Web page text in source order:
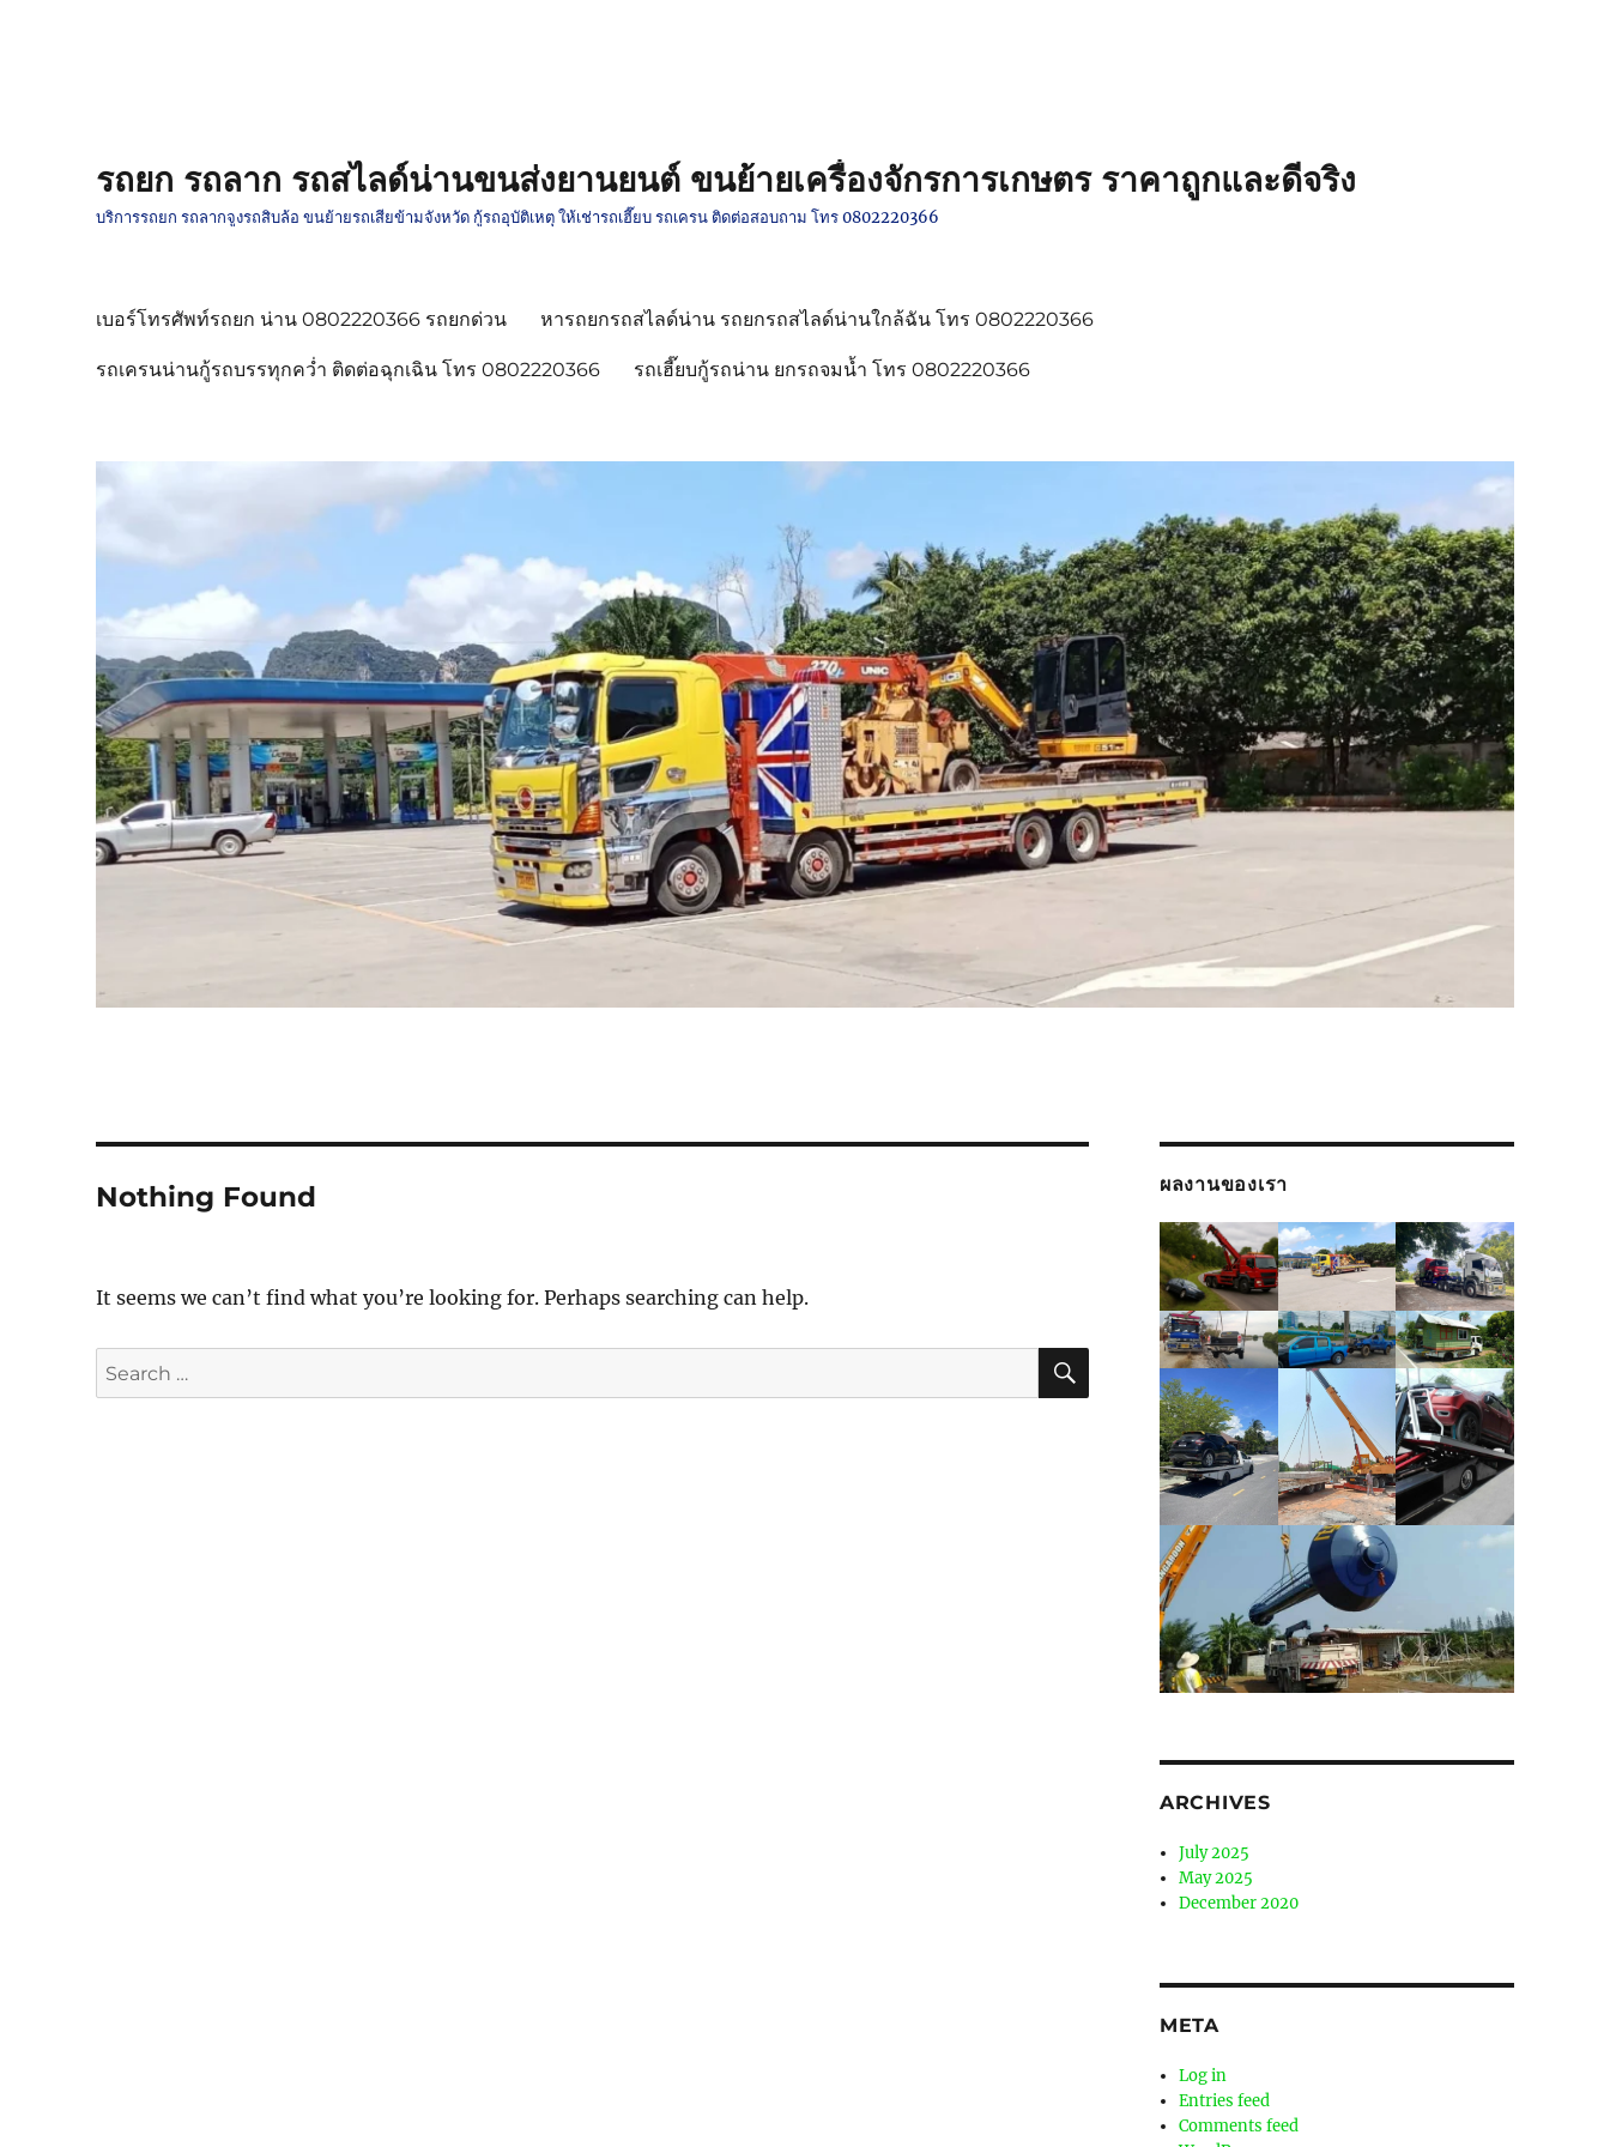
รถยก รถลาก รถสไลด์น่านขนส่งยานยนต์ ขนย้ายเครื่องจักรการเกษตร ราคาถูกและดีจริง
บริการรถยก รถลากจูงรถสิบล้อ ขนย้ายรถเสียข้ามจังหวัด กู้รถอุบัติเหตุ ให้เช่ารถเฮี๊ยบ รถเครน ติดต่อสอบถาม โทร 0802220366
เบอร์โทรศัพท์รถยก น่าน 0802220366 รถยกด่วน หารถยกรถสไลด์น่าน รถยกรถสไลด์น่านใกล้ฉัน โทร 0802220366
รถเครนน่านกู้รถบรรทุกคว่ำ ติดต่อฉุกเฉิน โทร 0802220366 รถเฮี๊ยบกู้รถน่าน ยกรถจมน้ำ โทร 0802220366
Nothing Found
It seems we can’t find what you’re looking for. Perhaps searching can help.
Search
for:
SEARCH
ผลงานของเรา
ARCHIVES
July 2025
May 2025
December 2020
META
Log in
Entries feed
Comments feed